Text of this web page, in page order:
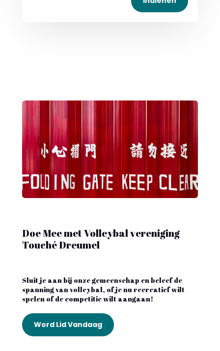
Doe Mee met Volleybal vereniging
Touché Dreumel
Sluit je aan bij onze gemeenschap en beleef de
spanning van volleybal, of je nu recreatief wilt
spelen of de competitie wilt aangaan!
Word Lid Vandaag